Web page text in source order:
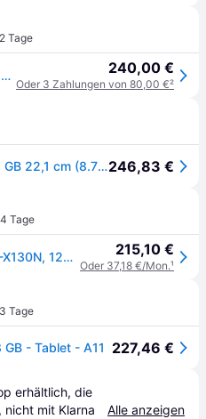
Tage
SAMSUNG Galaxy Tab A11 X130 WiFi, 8+128GB, grau 240,00 €
Oder 3 Zahlungen von 80,00 €²
Samsung Galaxy Tab A11 128 GB 22,1 cm (8.7") 8 GB Wi-Fi SM-X130NZAEEUB246,83 €
Tage
Samsung Galaxy Tab A11 SM-X130N, 128 GB, 8.7 TFT, 8 GB RAM, Android, Grau (SM-X130NZAEEUB) 215,10 €
Oder 37,18 €/Mon.¹
Tage
- Tablet - A11 227,46 €
erhältlich, die
mit Klarna
Alle anzeigen